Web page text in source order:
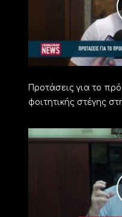
Προτάσεις για το
φοιτητικής στέγης